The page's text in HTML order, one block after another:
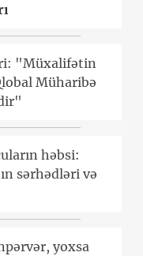
"Müxalifətin
Müharibə
həbsi:
sərhədləri və
yoxsa